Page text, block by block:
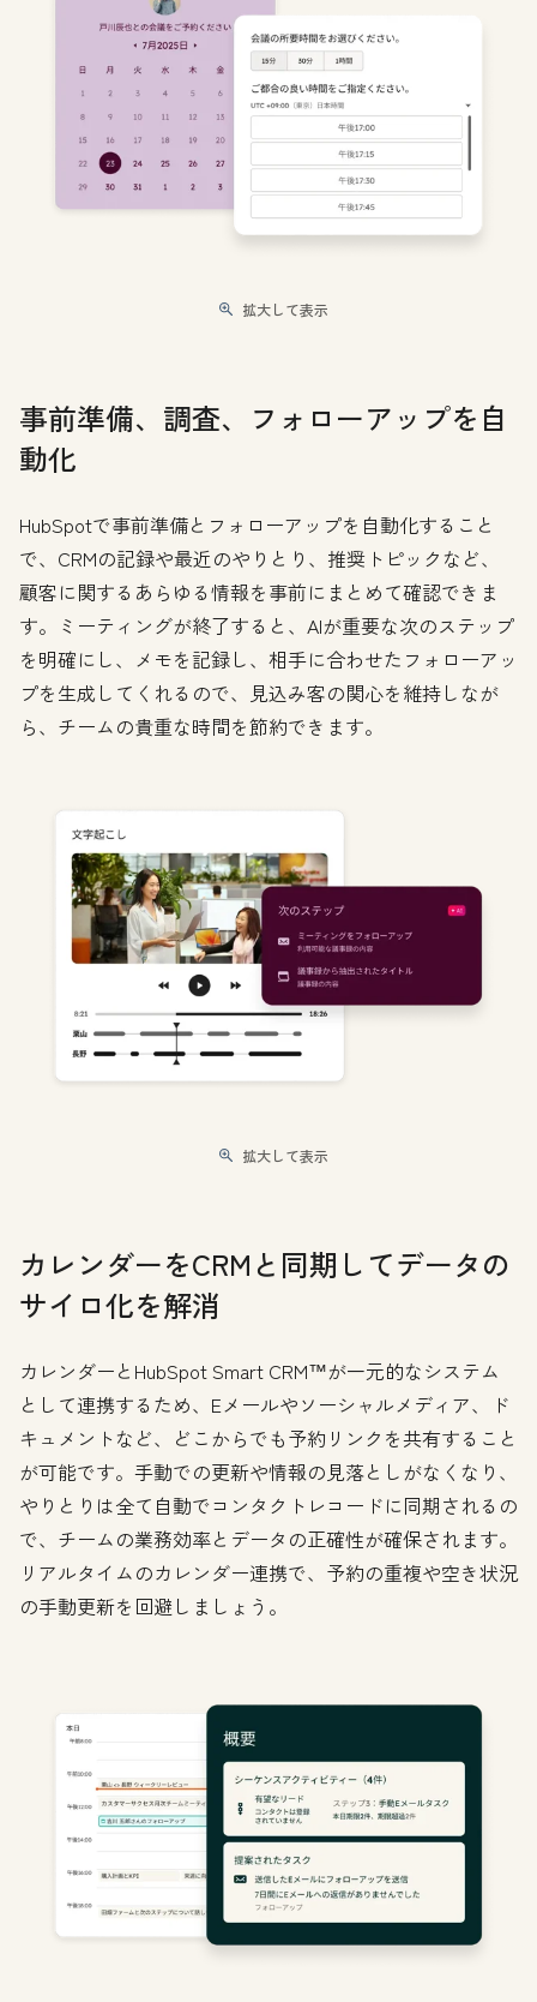
拡大して表示
事前準備、調査、フォローアップを自
動化
HubSpotで事前準備とフォローアップを自動化すること
で、CRMの記録や最近のやりとり、推奨トピックなど、
顧客に関するあらゆる情報を事前にまとめて確認できま
す。ミーティングが終了すると、AIが重要な次のステップ
を明確にし、メモを記録し、相手に合わせたフォローアッ
プを生成してくれるので、見込み客の関心を維持しなが
ら、チームの貴重な時間を節約できます。
拡大して表示
カレンダーをCRMと同期してデータの
サイロ化を解消
カレンダーとHubSpot Smart CRM™が一元的なシステム
として連携するため、Eメールやソーシャルメディア、ド
キュメントなど、どこからでも予約リンクを共有すること
が可能です。手動での更新や情報の見落としがなくなり、
やりとりは全て自動でコンタクトレコードに同期されるの
で、チームの業務効率とデータの正確性が確保されます。
リアルタイムのカレンダー連携で、予約の重複や空き状況
の手動更新を回避しましょう。